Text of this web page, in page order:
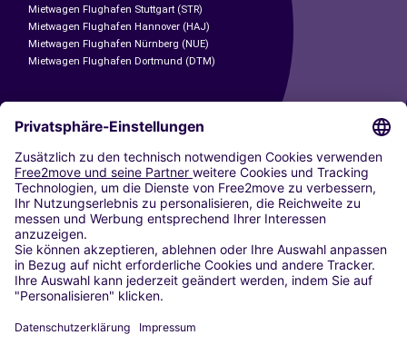
Mietwagen Flughafen Stuttgart (STR)
Mietwagen Flughafen Hannover (HAJ)
Mietwagen Flughafen Nürnberg (NUE)
Mietwagen Flughafen Dortmund (DTM)
CARSHARING
UNSERE STÄDTE
Paris
Madrid
Washington DC
Mailand
Rom
Turin
Wien
Berlin
Düsseldorf